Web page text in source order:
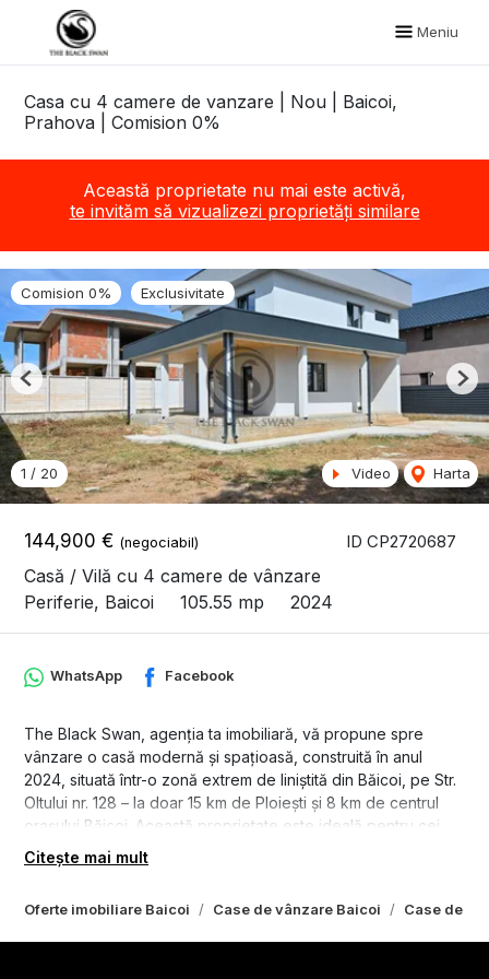
Meniu
Casa cu 4 camere de vanzare | Nou | Baicoi,
Prahova | Comision 0%
Această proprietate nu mai este activă,
te invităm să vizualizezi proprietăți similare
ID CP2720687
144,900 € (negociabil)
Casă / Vilă cu 4 camere de vânzare
Periferie, Baicoi
105.55 mp 2024
Comision 0% Exclusivitate
1 / 20 Video Harta
Previous
Oferte imobiliare Baicoi Case de vânzare Baicoi Case de
WhatsApp Facebook
The Black Swan, agenția ta imobiliară, vă propune spre
vânzare o casă modernă și spațioasă, construită în anul
2024, situată într-o zonă extrem de liniștită din Băicoi, pe Str.
Oltului nr. 128 – la doar 15 km de Ploiești și 8 km de centrul
orașului Băicoi. Această proprietate este ideală pentru cei
care caută liniștea și intimitatea unei zone rezidențiale ferite
de agitația urbană, dar totodată cu acces facil către oraș și
Citește mai mult